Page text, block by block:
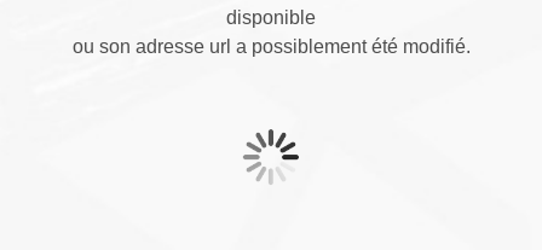
disponible
ou son adresse url a possiblement été modifié.